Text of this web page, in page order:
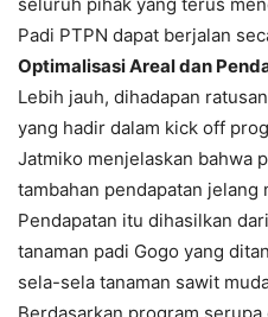
Padi PTPN dapat berjalan
Optimalisasi Areal dan
Lebih jauh, dihadapan
yang hadir dalam kick off
Jatmiko menjelaskan bahwa
tambahan pendapatan jelang
Pendapatan itu dihasilkan
tanaman padi Gogo yang
sela-sela tanaman sawit